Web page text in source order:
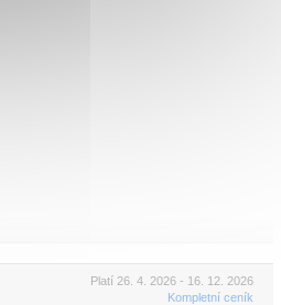
Platí 26. 4. 2026 - 16. 12. 2026
Kompletní ceník